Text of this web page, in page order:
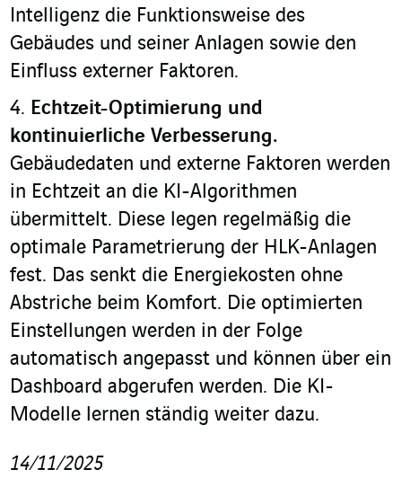
Intelligenz die Funktionsweise des
Gebäudes und seiner Anlagen sowie den
Einfluss externer Faktoren.
Echtzeit-Optimierung und
kontinuierliche Verbesserung.
Gebäudedaten und externe Faktoren werden
in Echtzeit an die KI-Algorithmen
übermittelt. Diese legen regelmäßig die
optimale Parametrierung der HLK-Anlagen
fest. Das senkt die Energiekosten ohne
Abstriche beim Komfort. Die optimierten
Einstellungen werden in der Folge
automatisch angepasst und können über ein
Dashboard abgerufen werden. Die KI-
Modelle lernen ständig weiter dazu.
14/11/2025